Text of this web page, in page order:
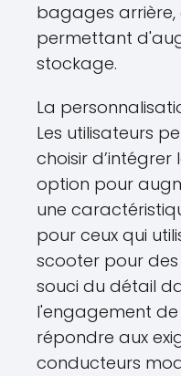
bagages
permettant
stockage.
La
Les utilisateurs
choisir
option pour
une
pour ceux qui
scooter pour
souci du détail
l'engagement
répondre aux
conducteurs